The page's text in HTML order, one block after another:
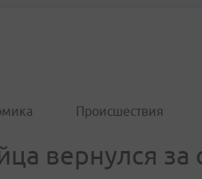
Происшествия
вернулся за